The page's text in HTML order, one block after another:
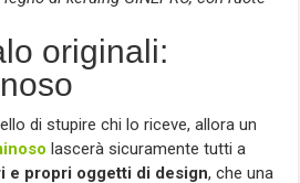
originali:
di stupire chi lo riceve, allora un
lascerà sicuramente tutti a
e propri oggetti di design, che una